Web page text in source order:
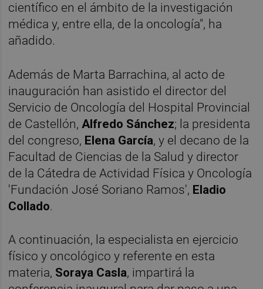
científico en el ámbito de la investigación
médica y, entre ella, de la oncología", ha
añadido.
Además de Marta Barrachina, al acto de
inauguración han asistido el director del
Servicio de Oncología del Hospital Provincial
de Castellón, Alfredo Sánchez; la presidenta
del congreso, Elena García, y el decano de la
Facultad de Ciencias de la Salud y director
de la Cátedra de Actividad Física y Oncología
'Fundación José Soriano Ramos', Eladio
Collado.
A continuación, la especialista en ejercicio
físico y oncológico y referente en esta
materia, Soraya Casla, impartirá la